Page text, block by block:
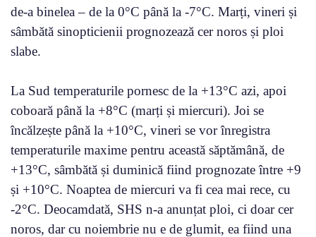
de-a binelea – de la 0°C până la -7°C. Marți, vineri și
sâmbătă sinopticienii prognozează cer noros și ploi
slabe.
La Sud temperaturile pornesc de la +13°C azi, apoi
coboară până la +8°C (marți și miercuri). Joi se
încălzește până la +10°C, vineri se vor înregistra
temperaturile maxime pentru această săptămână, de
+13°C, sâmbătă și duminică fiind prognozate între +9
și +10°C. Noaptea de miercuri va fi cea mai rece, cu
-2°C. Deocamdată, SHS n-a anunțat ploi, ci doar cer
noros, dar cu noiembrie nu e de glumit, ea fiind una